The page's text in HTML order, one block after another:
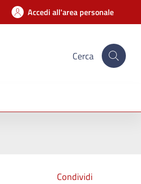
Accedi all'area personale
Cerca
Condividi